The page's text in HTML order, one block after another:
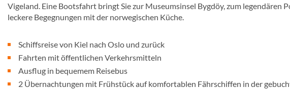
Vigeland. Eine Bootsfahrt bringt Sie zur Museumsinsel Bygdöy, zum legendären
leckere Begegnungen mit der norwegischen Küche.
Schiffsreise von Kiel nach Oslo und zurück
Fahrten mit öffentlichen Verkehrsmitteln
Ausflug in bequemem Reisebus
2 Übernachtungen mit Frühstück auf komfortablen Fährschiffen in der